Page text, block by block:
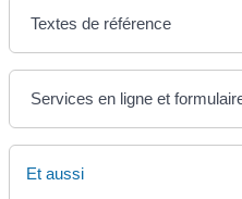
Textes de référence
Services en ligne et
Et aussi